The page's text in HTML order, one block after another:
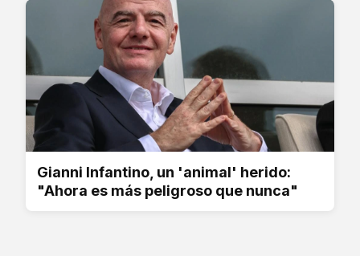
Gianni Infantino, un 'animal' herido:
"Ahora es más peligroso que nunca"